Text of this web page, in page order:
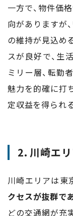
一方で、物件価
向がありますが
の維持が見込め
スが良好で、生
ミリー層、転勤
魅力を的確に打
定収益を得られ
2. 川崎エ
川崎エリアは東
クセスが抜群で
どの交通網が充